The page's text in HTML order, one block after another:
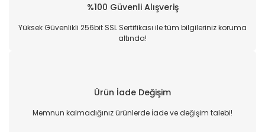
%100 Güvenli Alışveriş
Yüksek Güvenlikli 256bit SSL Sertifikası ile tüm bilgileriniz koruma
altında!
Ürün İade Değişim
Memnun kalmadığınız ürünlerde İade ve değişim talebi!